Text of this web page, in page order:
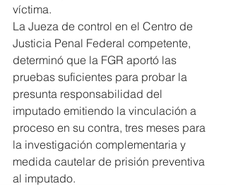
víctima.
La Jueza de control en el Centro de
Justicia Penal Federal competente,
determinó que la FGR aportó las
pruebas suficientes para probar la
presunta responsabilidad del
imputado emitiendo la vinculación a
proceso en su contra, tres meses para
la investigación complementaria y
medida cautelar de prisión preventiva
al imputado.